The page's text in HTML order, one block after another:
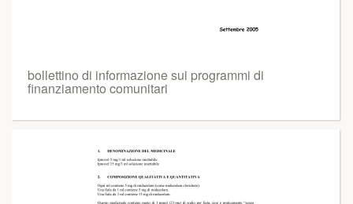
bollettino di informazione sui programmi di
finanziamento comunitari